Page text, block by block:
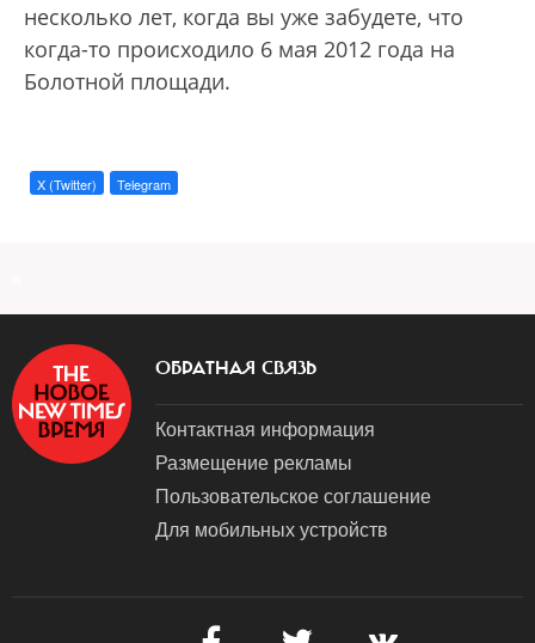
несколько лет, когда вы уже забудете, что
когда-то происходило 6 мая 2012 года на
Болотной площади.
X (Twitter) Telegram
ОБРАТНАЯ СВЯЗЬ
Контактная информация
Размещение рекламы
Пользовательское соглашение
Для мобильных устройств